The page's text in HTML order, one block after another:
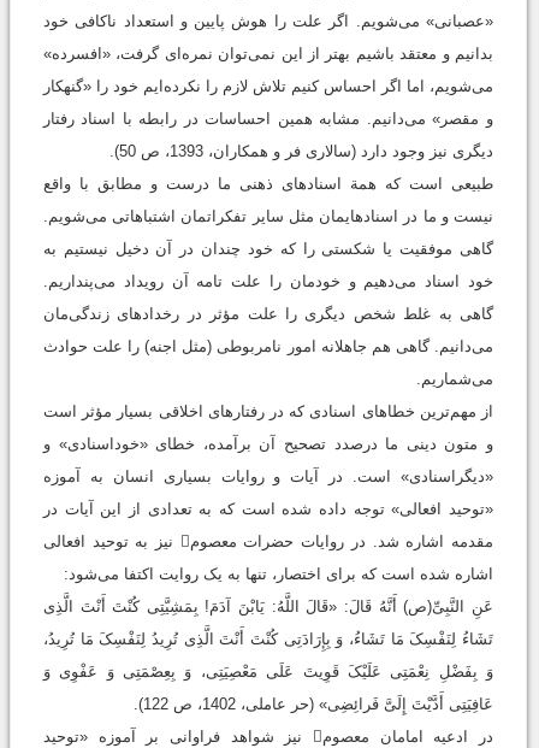
«عصبانی» می‌‌شویم. اگر علت را هوش پایین و استعداد ناکافی خود
بدانیم و معتقد باشیم بهتر از این نمی‌توان نمره‌ای گرفت، «افسرده»
می‌‌شویم، اما اگر احساس کنیم تلاش لازم را نکرده‌ایم خود را «گنهکار
و مقصر» می‌‌دانیم. مشابه همین احساسات در رابطه با اسناد رفتار
دیگری نیز وجود دارد (سالاری فر و همکاران، 1393، ص 50).
طبیعی است که همة اسنادهای ذهنی ما درست و مطابق‌ با واقع
نیست و ما در اسنادهایمان مثل سایر تفکراتمان اشتبا‌هاتی می‌‌شویم.
گاهی موفقیت یا شکستی را که خود چندان در آن دخیل نیستیم به‌
خود اسناد می‌دهیم و خودمان را علت تامه آن رویداد می‌پنداریم.
گاهی به غلط شخص دیگری را علت مؤثر در رخدادهای زندگی‌مان
می‌دانیم. گاهی هم جاهلانه امور نامربوطی (مثل اجنه) را علت حوادث
می‌شماریم.
از مهم‌ترین خطاهای اسنادی که در رفتارهای اخلاقی بسیار مؤثر است
و متون دینی ما درصدد تصحیح آن برآمده‌، خطای «خوداسنادی» و
«دیگراسنادی» است. در آیات و روایات بسیاری انسان به آموزه
«توحید افعالی» توجه داده شده است که به تعدادی از این آیات در
مقدمه اشاره شد. در روایات حضرات معصوم نیز به توحید افعالی
اشاره شده است که برای اختصار، تنها به یک روایت اکتفا می‌شود:
عَنِ النَّبِیِّ(ص) أَنَّهُ قَالَ: «قَالَ اللَّهُ: یَابْنَ آدَمَ! بِمَشِیَّتِی کُنْتَ أَنْتَ الَّذِی
تَشَاءُ لِنَفْسِکَ مَا تَشَاءُ، وَ بِإِرَادَتِی کُنْتَ أَنْتَ الَّذِی تُرِیدُ لِنَفْسِکَ مَا تُرِیدُ،
وَ بِفَضْلِ نِعْمَتِی عَلَیْکَ قَوِیتَ عَلَی مَعْصِیَتِی، وَ بِعِصْمَتِی وَ عَفْوِی وَ
عَافِیَتِی أَدَّیْتَ إِلَیَّ فَرائِضِی» (حر عاملی، 1402، ص 122).
در ادعیه امامان معصوم نیز شواهد فراوانی بر آموزه «توحید